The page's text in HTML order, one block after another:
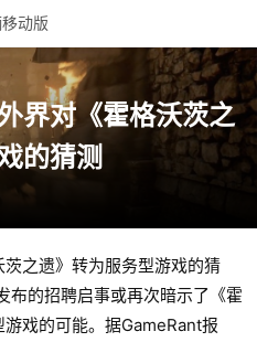
动版
界对《霍格沃茨之
的猜测
茨之遗》转为服务型游戏的猜
的招聘启事或再次暗示了《霍
戏的可能。据GameRant报